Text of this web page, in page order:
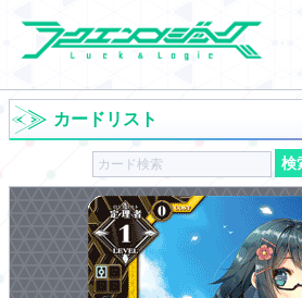
サイト内検索
カード ルール
カードリスト